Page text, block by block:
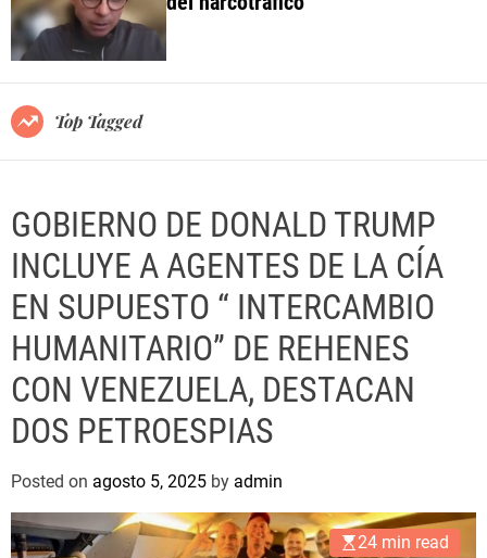
o
e
Top Tagged
GOBIERNO DE DONALD TRUMP
INCLUYE A AGENTES DE LA CÍA
EN SUPUESTO “ INTERCAMBIO
HUMANITARIO” DE REHENES
CON VENEZUELA, DESTACAN
DOS PETROESPIAS
Posted on agosto 5, 2025 by admin
24 min read